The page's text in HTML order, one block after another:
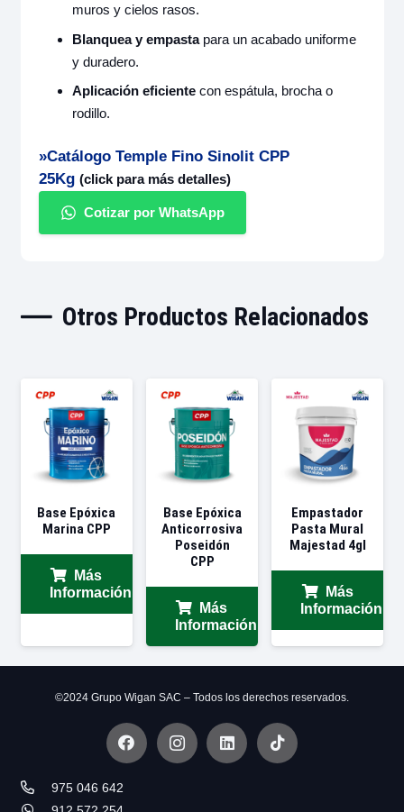
muros y cielos rasos.
Blanquea y empastapara un acabado uniforme
y duradero.
Aplicación eficiente con espátula, brocha o
rodillo.
»Catálogo Temple Fino Sinolit CPP
25Kg (click para más detalles)
Cotizar por WhatsApp
Otros Productos Relacionados
Base Epóxica
Marina CPP
Más
Información
Base Epóxica
Anticorrosiva
Poseidón
CPP
Más
Información
Empastador
Pasta Mural
Majestad 4gl
Más
Información
©2024 Grupo Wigan SAC – Todos los derechos reservados.
975 046 642